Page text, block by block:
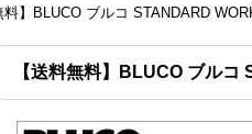
料】BLUCO ブルコ STANDARD
【送料無料】BLUCO ブル